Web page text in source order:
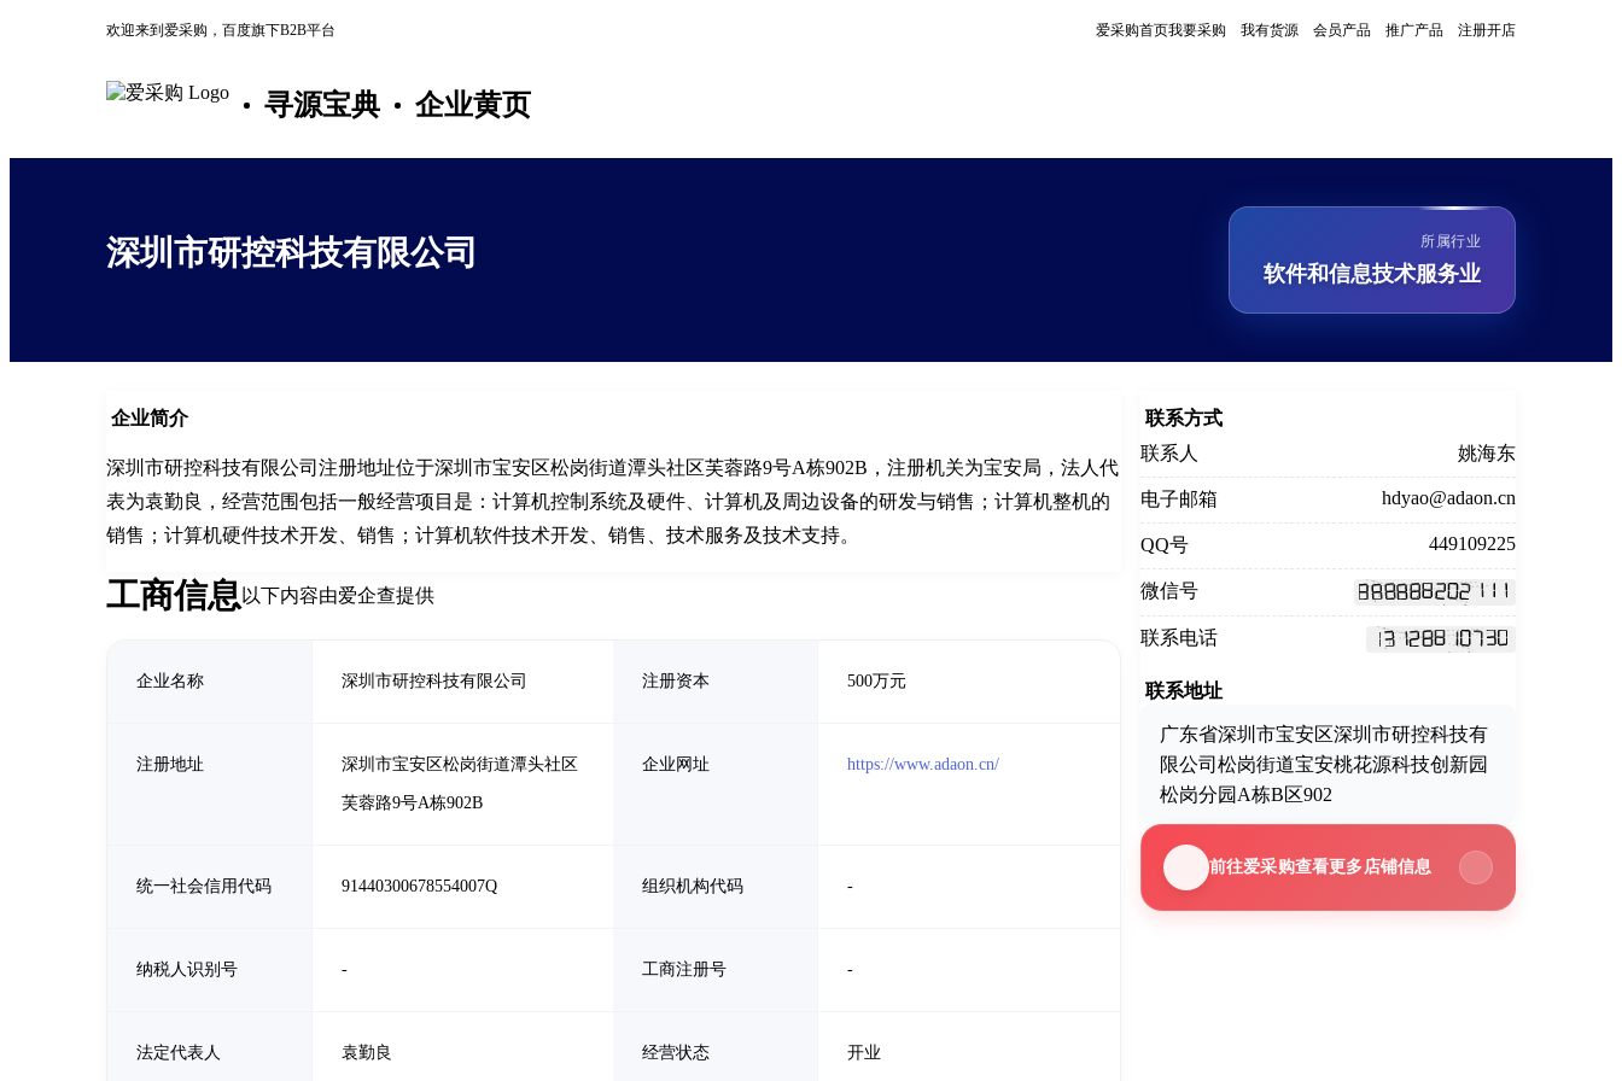
欢迎来到爱采购，百度旗下B2B平台 爱采购首页我要采购 我有货源 会员产品 推广产品 注册开店
寻源宝典 企业黄页
深圳市研控科技有限公司 所属行业
软件和信息技术服务业
企业简介
深圳市研控科技有限公司注册地址位于深圳市宝安区松岗街道潭头社区芙蓉路9号A栋902B，注册机关为宝安局，法人代
表为袁勤良，经营范围包括一般经营项目是：计算机控制系统及硬件、计算机及周边设备的研发与销售；计算机整机的
销售；计算机硬件技术开发、销售；计算机软件技术开发、销售、技术服务及技术支持。
工商信息以下内容由爱企查提供
企业名称 深圳市研控科技有限公司 注册资本 500万元
注册地址 深圳市宝安区松岗街道潭头社区
芙蓉路9号A栋902B
企业网址 https://www.adaon.cn/
统一社会信用代码 91440300678554007Q 组织机构代码 -
纳税人识别号 - 工商注册号 -
法定代表人 袁勤良 经营状态 开业
联系方式
联系人
姚海东
电子邮箱 hdyao@adaon.cn
QQ号 449109225
微信号
联系电话
联系地址
广东省深圳市宝安区深圳市研控科技有
限公司松岗街道宝安桃花源科技创新园
松岗分园A栋B区902
前往爱采购查看更多店铺信息